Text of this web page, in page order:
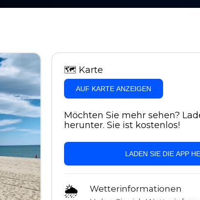
🗺 Karte
AUF KARTE ANZEIGEN
Möchten Sie mehr sehen?
herunter. Sie ist kostenlos!
LADEN SIE DIE APP
🌦 Wetterinformationen